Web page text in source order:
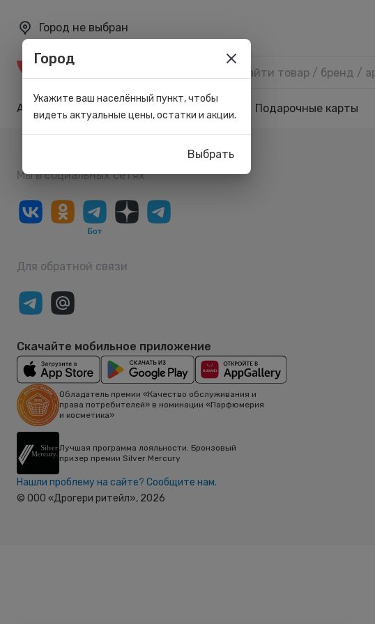
Город не выбран
Акции Карта лояльности Подарочные карты
Мы в социальных сетях
Для обратной связи
Скачайте мобильное приложение
Обладатель премии «Качество обслуживания и
права потребителей» в номинации «Парфюмерия
и косметика»
Лучшая программа лояльности. Бронзовый
призер премии Silver Mercury
Нашли проблему на сайте? Сообщите нам.
© ООО «Дрогери ритейл», 2026
Город
Укажите ваш населённый пункт, чтобы
видеть актуальные цены, остатки и акции.
Выбрать